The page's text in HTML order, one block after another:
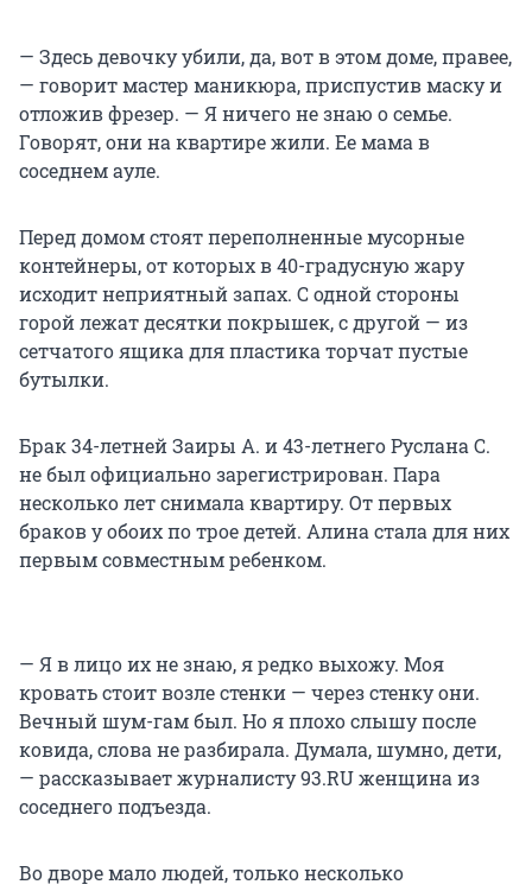
— Здесь девочку убили, да, вот в этом доме, правее,
— говорит мастер маникюра, приспустив маску и
отложив фрезер. — Я ничего не знаю о семье.
Говорят, они на квартире жили. Ее мама в
соседнем ауле.
Перед домом стоят переполненные мусорные
контейнеры, от которых в 40-градусную жару
исходит неприятный запах. С одной стороны
горой лежат десятки покрышек, с другой — из
сетчатого ящика для пластика торчат пустые
бутылки.
Брак 34-летней Заиры А. и 43-летнего Руслана С.
не был официально зарегистрирован. Пара
несколько лет снимала квартиру. От первых
браков у обоих по трое детей. Алина стала для них
первым совместным ребенком.
— Я в лицо их не знаю, я редко выхожу. Моя
кровать стоит возле стенки — через стенку они.
Вечный шум-гам был. Но я плохо слышу после
ковида, слова не разбирала. Думала, шумно, дети,
— рассказывает журналисту 93.RU женщина из
соседнего подъезда.
Во дворе мало людей, только несколько